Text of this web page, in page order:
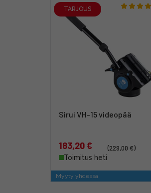
TARJOUS
Sirui VH-15 videopää
183,20 €
(229,00 €)
Toimitus heti
Myyty yhdessä